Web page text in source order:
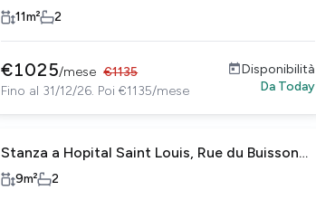
Saint-Louis
11m² 2
€1025/mese €1135
Fino al 31/12/26. Poi €1135/mese
Disponibilità
Da Today
Stanza a Hopital Saint Louis, Rue du Buisson
Saint-Louis
9m² 2